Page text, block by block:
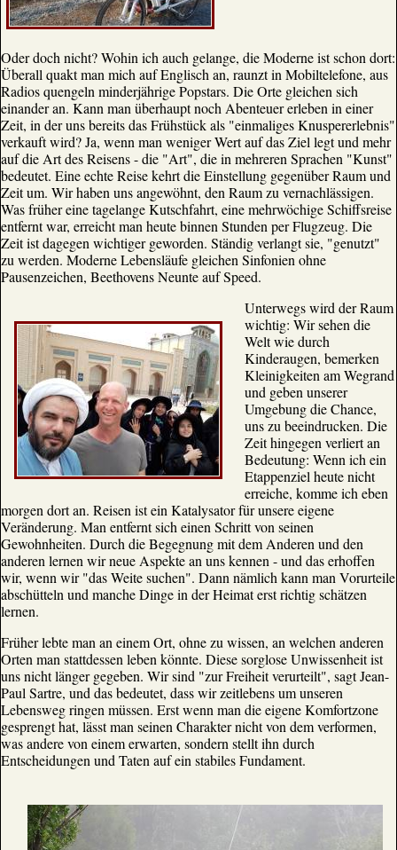
Oder doch nicht? Wohin ich auch gelange, die Moderne ist schon dort:
Überall quakt man mich auf Englisch an, raunzt in Mobiltelefone, aus
Radios quengeln minderjährige Popstars. Die Orte gleichen sich
einander an. Kann man überhaupt noch Abenteuer erleben in einer
Zeit, in der uns bereits das Frühstück als "einmaliges Knuspererlebnis"
verkauft wird? Ja, wenn man weniger Wert auf das Ziel legt und mehr
auf die Art des Reisens - die "Art", die in mehreren Sprachen "Kunst"
bedeutet. Eine echte Reise kehrt die Einstellung gegenüber Raum und
Zeit um. Wir haben uns angewöhnt, den Raum zu vernachlässigen.
Was früher eine tagelange Kutschfahrt, eine mehrwöchige Schiffsreise
entfernt war, erreicht man heute binnen Stunden per Flugzeug. Die
Zeit ist dagegen wichtiger geworden. Ständig verlangt sie, "genutzt"
zu werden. Moderne Lebensläufe gleichen Sinfonien ohne
Pausenzeichen, Beethovens Neunte auf Speed.
Unterwegs wird der Raum
wichtig: Wir sehen die
Welt wie durch
Kinderaugen, bemerken
Kleinigkeiten am Wegrand
und geben unserer
Umgebung die Chance,
uns zu beeindrucken. Die
Zeit hingegen verliert an
Bedeutung: Wenn ich ein
Etappenziel heute nicht
erreiche, komme ich eben
morgen dort an. Reisen ist ein Katalysator für unsere eigene
Veränderung. Man entfernt sich einen Schritt von seinen
Gewohnheiten. Durch die Begegnung mit dem Anderen und den
anderen lernen wir neue Aspekte an uns kennen - und das erhoffen
wir, wenn wir "das Weite suchen". Dann nämlich kann man Vorurteile
abschütteln und manche Dinge in der Heimat erst richtig schätzen
lernen.
Früher lebte man an einem Ort, ohne zu wissen, an welchen anderen
Orten man stattdessen leben könnte. Diese sorglose Unwissenheit ist
uns nicht länger gegeben. Wir sind "zur Freiheit verurteilt", sagt Jean-
Paul Sartre, und das bedeutet, dass wir zeitlebens um unseren
Lebensweg ringen müssen. Erst wenn man die eigene Komfortzone
gesprengt hat, lässt man seinen Charakter nicht von dem verformen,
was andere von einem erwarten, sondern stellt ihn durch
Entscheidungen und Taten auf ein stabiles Fundament.